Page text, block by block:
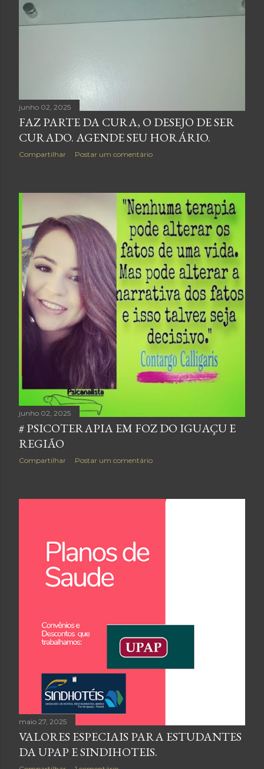
junho 02, 2025
FAZ PARTE DA CURA, O DESEJO DE SER
CURADO. AGENDE SEU HORÁRIO.
Compartilhar Postar um comentário
junho 02, 2025
# PSICOTERAPIA EM FOZ DO IGUAÇU E
REGIÃO
Compartilhar Postar um comentário
maio 27, 2025
VALORES ESPECIAIS PARA ESTUDANTES
DA UPAP E SINDIHOTEIS.